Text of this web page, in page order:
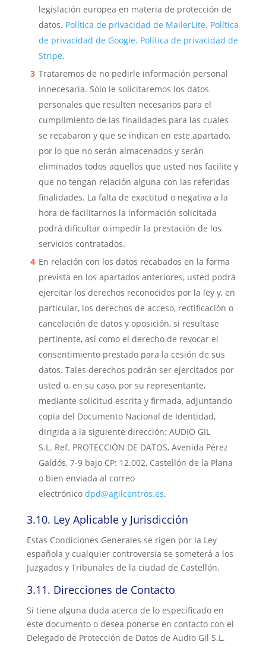
legislación europea en materia de protección de
datos. Política de privacidad de MailerLite. Política
de privacidad de Google. Política de privacidad de
Stripe.
Trataremos de no pedirle información personal
innecesaria. Sólo le solicitaremos los datos
personales que resulten necesarios para el
cumplimiento de las finalidades para las cuales
se recabaron y que se indican en este apartado,
por lo que no serán almacenados y serán
eliminados todos aquellos que usted nos facilite y
que no tengan relación alguna con las referidas
finalidades. La falta de exactitud o negativa a la
hora de facilitarnos la información solicitada
podrá dificultar o impedir la prestación de los
servicios contratados.
En relación con los datos recabados en la forma
prevista en los apartados anteriores, usted podrá
ejercitar los derechos reconocidos por la ley y, en
particular, los derechos de acceso, rectificación o
cancelación de datos y oposición, si resultase
pertinente, así como el derecho de revocar el
consentimiento prestado para la cesión de sus
datos. Tales derechos podrán ser ejercitados por
usted o, en su caso, por su representante,
mediante solicitud escrita y firmada, adjuntando
copia del Documento Nacional de Identidad,
dirigida a la siguiente dirección: AUDIO GIL
S.L. Ref. PROTECCIÓN DE DATOS, Avenida Pérez
Galdós, 7-9 bajo CP: 12.002, Castellón de la Plana
o bien enviada al correo
electrónico dpd@agilcentros.es.
3.10. Ley Aplicable y Jurisdicción
Estas Condiciones Generales se rigen por la Ley
española y cualquier controversia se someterá a los
Juzgados y Tribunales de la ciudad de Castellón.
3.11. Direcciones de Contacto
Si tiene alguna duda acerca de lo especificado en
este documento o desea ponerse en contacto con el
Delegado de Protección de Datos de Audio Gil S.L.